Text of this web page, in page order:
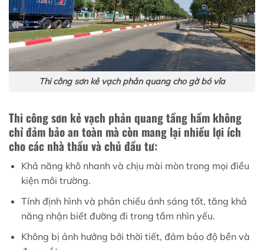
Thi công sơn kẻ vạch phản quang cho gờ bó vỉa
Thi công sơn kẻ vạch phản quang tầng hầm không
chỉ đảm bảo an toàn mà còn mang lại nhiều lợi ích
cho các nhà thầu và chủ đầu tư:
Khả năng khô nhanh và chịu mài mòn trong mọi điều
kiện môi trường.
Tính định hình và phản chiếu ánh sáng tốt, tăng khả
năng nhận biết đường đi trong tầm nhìn yếu.
Không bị ảnh hưởng bởi thời tiết, đảm bảo độ bền và